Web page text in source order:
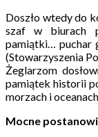
Doszło wtedy do
szaf w biurach
pamiątki… puchar
(Stowarzyszenia
Żeglarzom
pamiątek historii
morzach i
Mocne